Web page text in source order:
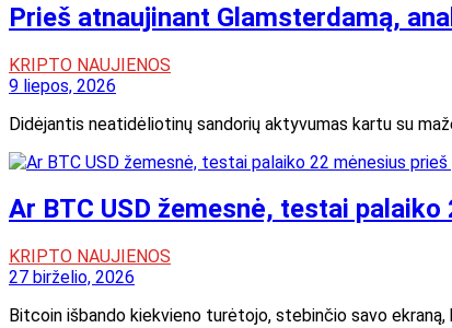
Prieš atnaujinant Glamsterdamą,
KRIPTO NAUJIENOS
9 liepos, 2026
Didėjantis neatidėliotinų sandorių aktyvumas kartu su
Ar BTC USD žemesnė, testai
KRIPTO NAUJIENOS
27 birželio, 2026
Bitcoin išbando kiekvieno turėtojo, stebinčio savo